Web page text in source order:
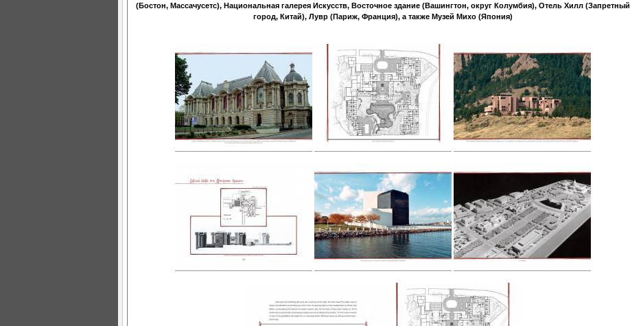
(Бостон, Массачусетс), Национальная галерея Искусств, Восточное здание (Вашингтон, округ Колумбия), Отель Хилл (Запретный
город, Китай), Лувр (Париж, Франция), а также Музей Михо (Япония)